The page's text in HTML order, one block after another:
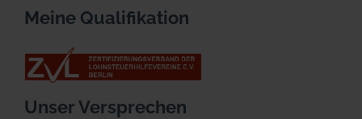
Meine Qualifikation
Unser Versprechen